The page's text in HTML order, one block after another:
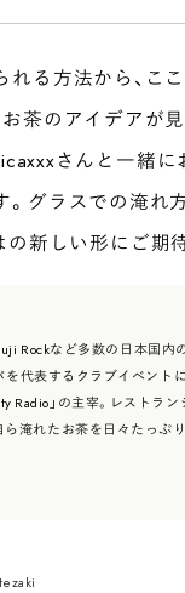
る方法から、こ
お茶のアイデアが
さんと一緒
グラスでの淹れ
の新しい形にご期
Rockなど多数の日本国内
代表するクラブイベント
Radio」の主宰。レストラ
淹れたお茶を日々たっぷ